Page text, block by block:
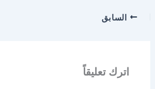
السابق
اترك تعليقاً